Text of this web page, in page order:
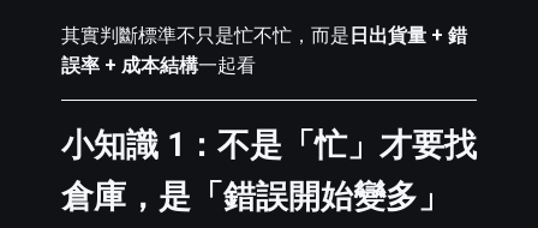
其實判斷標準不只是忙不忙，而是 日出貨量 + 錯
誤率 + 成本結構一起看
小知識 1：不是「忙」才要找
倉庫，是「錯誤開始變多」